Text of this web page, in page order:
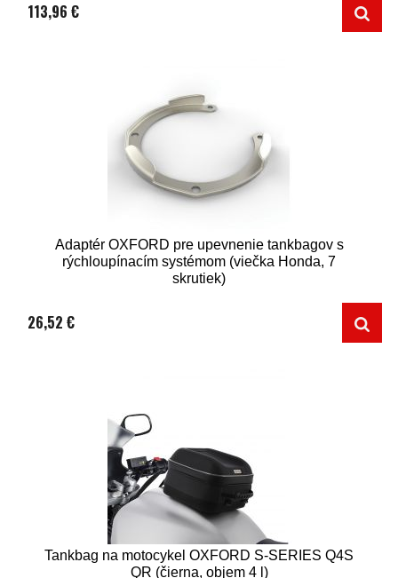
113,96 €
Adaptér OXFORD pre upevnenie tankbagov s
rýchloupínacím systémom (viečka Honda, 7
skrutiek)
26,52 €
Tankbag na motocykel OXFORD S-SERIES Q4S
QR (čierna, objem 4 l)